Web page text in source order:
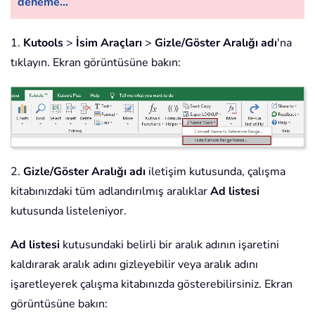
1. Kutools > İsim Araçları > Gizle/Göster Aralığı adı'na
tıklayın. Ekran görüntüsüne bakın:
2. Gizle/Göster Aralığı adı iletişim kutusunda, çalışma
kitabınızdaki tüm adlandırılmış aralıklarAd listesi
kutusunda listeleniyor.
Ad listesi kutusundaki belirli bir aralık adının işaretini
kaldırarak aralık adını gizleyebilir veya aralık adını
işaretleyerek çalışma kitabınızda gösterebilirsiniz. Ekran
görüntüsüne bakın: